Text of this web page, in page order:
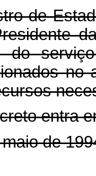
de
do
no
entra
de